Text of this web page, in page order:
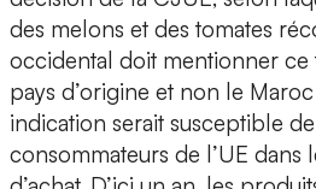
des melons et des tomates
occidental doit mentionner ce
pays d’origine et non le
indication serait susceptible
consommateurs de l’UE dans